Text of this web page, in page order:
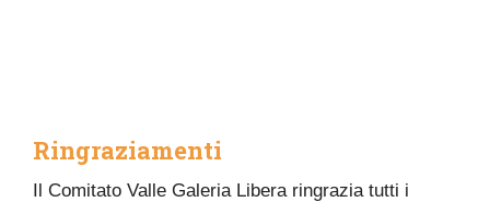
Ringraziamenti
Il Comitato Valle Galeria Libera ringrazia tutti i